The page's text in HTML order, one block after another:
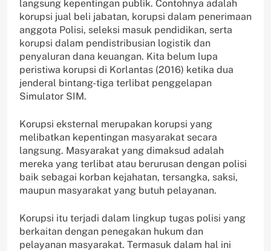
langsung kepentingan publik. Contohnya adalah
korupsi jual beli jabatan, korupsi dalam penerimaan
anggota Polisi, seleksi masuk pendidikan, serta
korupsi dalam pendistribusian logistik dan
penyaluran dana keuangan. Kita belum lupa
peristiwa korupsi di Korlantas (2016) ketika dua
jenderal bintang-tiga terlibat penggelapan
Simulator SIM.
Korupsi eksternal merupakan korupsi yang
melibatkan kepentingan masyarakat secara
langsung. Masyarakat yang dimaksud adalah
mereka yang terlibat atau berurusan dengan polisi
baik sebagai korban kejahatan, tersangka, saksi,
maupun masyarakat yang butuh pelayanan.
Korupsi itu terjadi dalam lingkup tugas polisi yang
berkaitan dengan penegakan hukum dan
pelayanan masyarakat. Termasuk dalam hal ini